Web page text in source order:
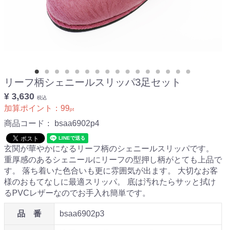
リーフ柄シェニールスリッパ3足セット
¥ 3,630 税込
加算ポイント： 99pt
商品コード： bsaa6902p4
玄関が華やかになるリーフ柄のシェニールスリッパです。
重厚感のあるシェニールにリーフの型押し柄がとても上品で
す。 落ち着いた色合いも更に雰囲気が出ます。 大切なお客
様のおもてなしに最適スリッパ。 底は汚れたらサッと拭け
るPVCレザーなのでお手入れ簡単です。
品 番 bsaa6902p3